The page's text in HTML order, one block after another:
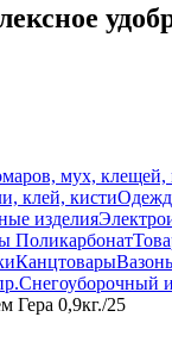
мух, клещей,
клей, кисти
изделия
Поликарбонат
Канцтовары
Снегоуборочный
Гера 0,9кг./25